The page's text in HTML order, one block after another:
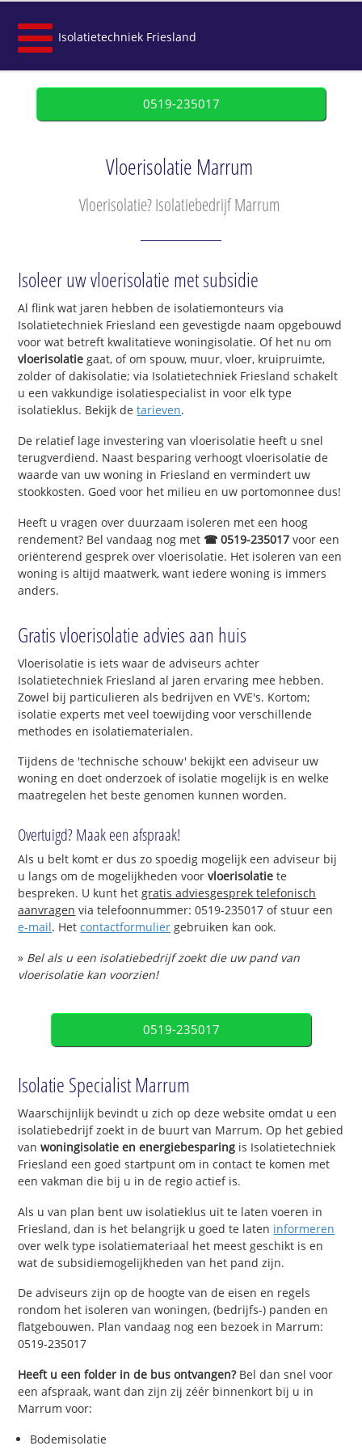
Isolatietechniek Friesland
0519-235017
Vloerisolatie Marrum
Vloerisolatie? Isolatiebedrijf Marrum
Isoleer uw vloerisolatie met subsidie
Al flink wat jaren hebben de isolatiemonteurs via
Isolatietechniek Friesland een gevestigde naam opgebouwd
voor wat betreft kwalitatieve woningisolatie. Of het nu om
vloerisolatie gaat, of om spouw, muur, vloer, kruipruimte,
zolder of dakisolatie; via Isolatietechniek Friesland schakelt
u een vakkundige isolatiespecialist in voor elk type
isolatieklus. Bekijk detarieven.
De relatief lage investering van vloerisolatie heeft u snel
terugverdiend. Naast besparing verhoogt vloerisolatie de
waarde van uw woning in Friesland en vermindert uw
stookkosten. Goed voor het milieu en uw portomonnee dus!
Heeft u vragen over duurzaam isoleren met een hoog
rendement? Bel vandaag nog met ☎ 0519-235017 voor een
oriënterend gesprek over vloerisolatie. Het isoleren van een
woning is altijd maatwerk, want iedere woning is immers
anders.
Gratis vloerisolatie advies aan huis
Vloerisolatie is iets waar de adviseurs achter
Isolatietechniek Friesland al jaren ervaring mee hebben.
Zowel bij particulieren als bedrijven en VVE's. Kortom;
isolatie experts met veel toewijding voor verschillende
methodes en isolatiematerialen.
Tijdens de 'technische schouw' bekijkt een adviseur uw
woning en doet onderzoek of isolatie mogelijk is en welke
maatregelen het beste genomen kunnen worden.
Overtuigd? Maak een afspraak!
Als u belt komt er dus zo spoedig mogelijk een adviseur bij
u langs om de mogelijkheden voorvloerisolatie te
bespreken. U kunt hetgratis adviesgesprek telefonisch
aanvragen via telefoonnummer: 0519-235017 of stuur een
e-mail. Hetcontactformulier gebruiken kan ook.
» Bel als u een isolatiebedrijf zoekt die uw pand van
vloerisolatie kan voorzien!
0519-235017
Isolatie Specialist Marrum
Waarschijnlijk bevindt u zich op deze website omdat u een
isolatiebedrijf zoekt in de buurt van Marrum. Op het gebied
vanwoningisolatie en energiebesparing is Isolatietechniek
Friesland een goed startpunt om in contact te komen met
een vakman die bij u in de regio actief is.
Als u van plan bent uw isolatieklus uit te laten voeren in
Friesland, dan is het belangrijk u goed te laten informeren
over welk type isolatiemateriaal het meest geschikt is en
wat de subsidiemogelijkheden van het pand zijn.
De adviseurs zijn op de hoogte van de eisen en regels
rondom het isoleren van woningen, (bedrijfs-) panden en
flatgebouwen. Plan vandaag nog een bezoek in Marrum:
0519-235017
Heeft u een folder in de bus ontvangen?Bel dan snel voor
een afspraak, want dan zijn zij zéér binnenkort bij u in
Marrum voor:
Bodemisolatie